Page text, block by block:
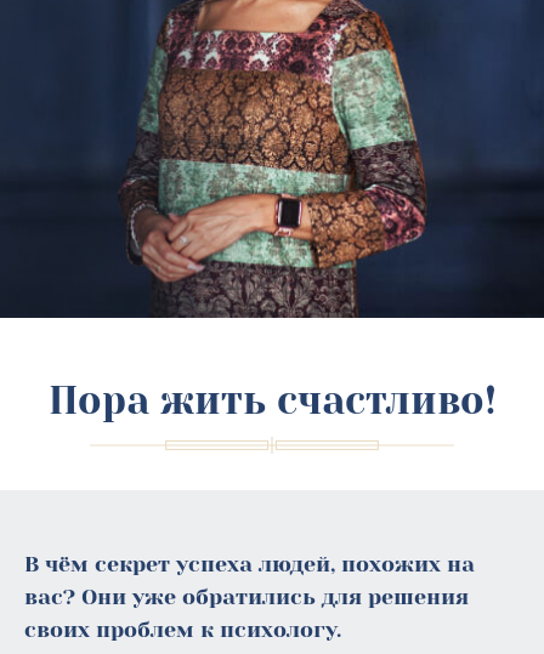
Пора жить счастливо!
В чём секрет успеха людей, похожих на
вас? Они уже обратились для решения
своих проблем к психологу.